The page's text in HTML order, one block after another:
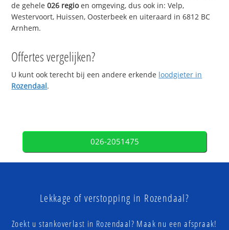
de gehele026 regioen omgeving, dus ook in: Velp,
Westervoort, Huissen, Oosterbeek en uiteraard in 6812 BC
Arnhem.
Offertes vergelijken?
U kunt ook terecht bij een andere erkende loodgieter in
Rozendaal.
026-2051475
Lekkage of verstopping in Rozendaal?
Zoekt u stankoverlast in Rozendaal? Maak nu een afspraak!